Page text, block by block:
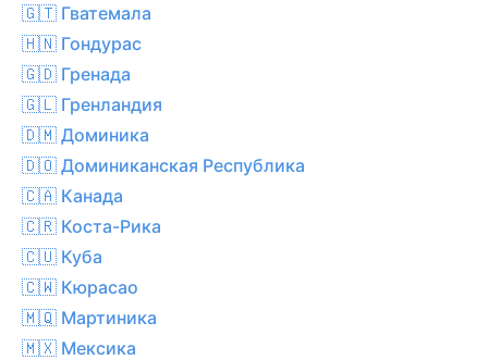
🇬🇹 Гватемала
🇭🇳 Гондурас
🇬🇩 Гренада
🇬🇱 Гренландия
🇩🇲 Доминика
🇩🇴 Доминиканская Республика
🇨🇦 Канада
🇨🇷 Коста-Рика
🇨🇺 Куба
🇨🇼 Кюрасао
🇲🇶 Мартиника
🇲🇽 Мексика